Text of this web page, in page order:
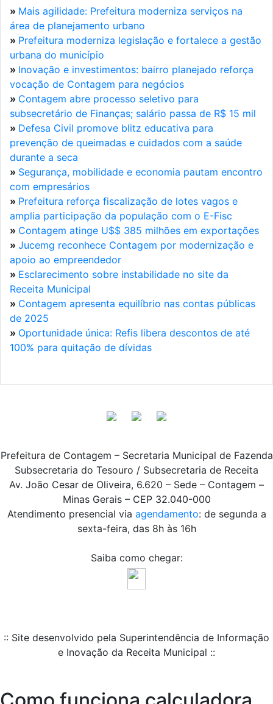
» Mais agilidade: Prefeitura moderniza serviços na
área de planejamento urbano
» Prefeitura moderniza legislação e fortalece a gestão
urbana do município
» Inovação e investimentos: bairro planejado reforça
vocação de Contagem para negócios
» Contagem abre processo seletivo para
subsecretário de Finanças; salário passa de R$ 15 mil
» Defesa Civil promove blitz educativa para
prevenção de queimadas e cuidados com a saúde
durante a seca
» Segurança, mobilidade e economia pautam encontro
com empresários
» Prefeitura reforça fiscalização de lotes vagos e
amplia participação da população com o E-Fisc
» Contagem atinge U$$ 385 milhões em exportações
» Jucemg reconhece Contagem por modernização e
apoio ao empreendedor
» Esclarecimento sobre instabilidade no site da
Receita Municipal
» Contagem apresenta equilíbrio nas contas públicas
de 2025
» Oportunidade única: Refis libera descontos de até
100% para quitação de dívidas
Prefeitura de Contagem – Secretaria Municipal de Fazenda
Subsecretaria do Tesouro / Subsecretaria de Receita
Av. João Cesar de Oliveira, 6.620 – Sede – Contagem –
Minas Gerais – CEP 32.040-000
Atendimento presencial via agendamento: de segunda a
sexta-feira, das 8h às 16h
Saiba como chegar:
:: Site desenvolvido pela Superintendência de Informação
e Inovação da Receita Municipal ::